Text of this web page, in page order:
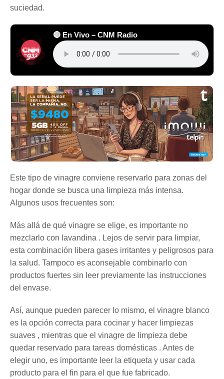
suciedad.
🔴 En Vivo – CNM Radio
Este tipo de vinagre conviene reservarlo para zonas del
hogar donde se busca una limpieza más intensa.
Algunos usos frecuentes son:
Más allá de qué vinagre se elige, es importante no
mezclarlo con lavandina . Lejos de servir para limpiar,
esta combinación libera gases irritantes y peligrosos para
la salud. Tampoco es aconsejable combinarlo con
productos fuertes sin leer previamente las instrucciones
del envase.
Así, aunque pueden parecer lo mismo, el vinagre blanco
es la opción correcta para cocinar y hacer limpiezas
suaves , mientras que el vinagre de limpieza debe
quedar reservado para tareas domésticas . Antes de
elegir uno, es importante leer la etiqueta y usar cada
producto para el fin para el que fue fabricado.